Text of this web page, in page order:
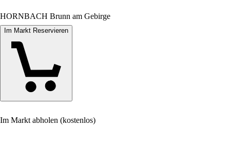
HORNBACH Brunn am Gebirge
Im Markt Reservieren
Im Markt abholen (kostenlos)